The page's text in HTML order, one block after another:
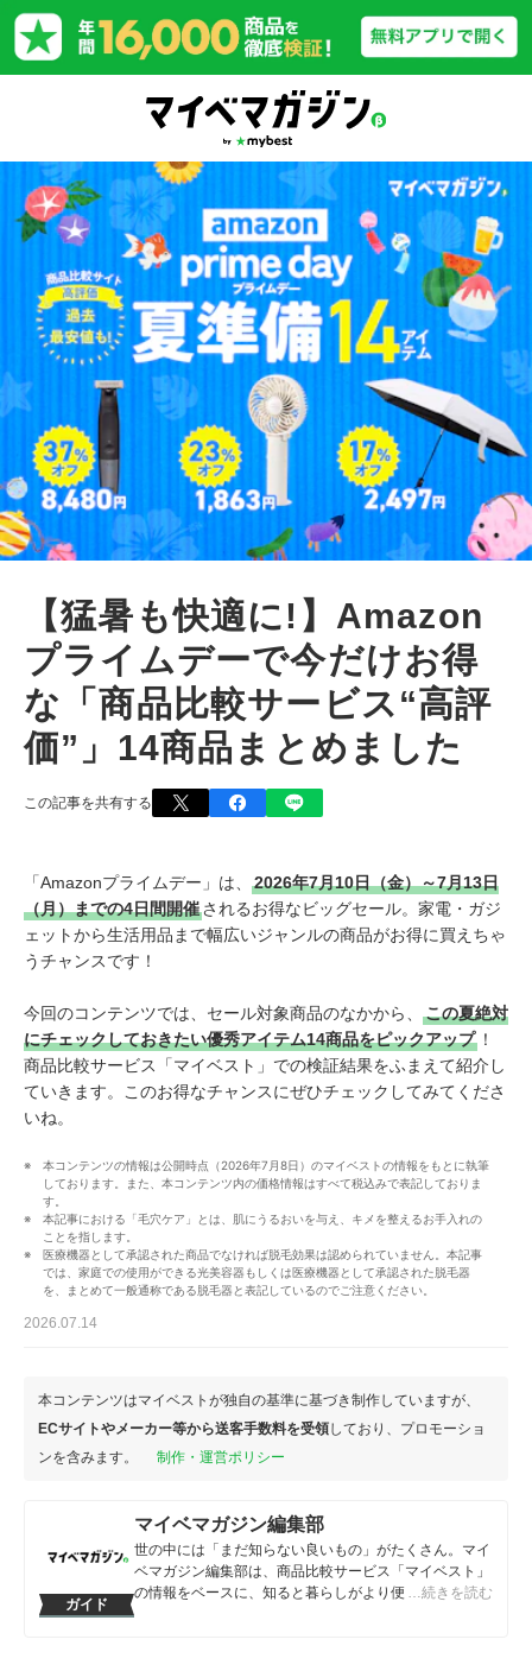
【猛暑も快適に!】Amazon
プライムデーで今だけお得
な「商品比較サービス“高評
価”」14商品まとめました
この記事を共有する
「Amazonプライムデー」は、
2026年7月10日（金）～7月13日
（月）までの4日間開催されるお得なビッグセール。家電・ガジ
ェットから生活用品まで幅広いジャンルの商品がお得に買えちゃ
うチャンスです！
今回のコンテンツでは、セール対象商品のなかから、
この夏絶対
にチェックしておきたい優秀アイテム14商品をピックアップ ！
商品比較サービス「マイベスト」での検証結果をふまえて紹介し
ていきます。このお得なチャンスにぜひチェックしてみてくださ
いね。
本コンテンツの情報は公開時点（2026年7月8日）のマイベストの情報をもとに執筆
しております。また、本コンテンツ内の価格情報はすべて税込みで表記しておりま
す。
本記事における「毛穴ケア」とは、肌にうるおいを与え、キメを整えるお手入れの
ことを指します。
医療機器として承認された商品でなければ脱毛効果は認められていません。本記事
では、家庭での使用ができる光美容器もしくは医療機器として承認された脱毛器
を、まとめて一般通称である脱毛器と表記しているのでご注意ください。
2026.07.14
本コンテンツはマイベストが独自の基準に基づき制作していますが、
ECサイトやメーカー等から送客手数料を受領しており、プロモーショ
ンを含みます。
制作・運営ポリシー
ガイド
マイベマガジン編集部
世の中には「まだ知らない良いもの」がたくさん。マイ
ベマガジン編集部は、商品比較サービス「マイベスト」
の情報をベースに、知ると暮らしがより便利になるアイ
…続きを読む